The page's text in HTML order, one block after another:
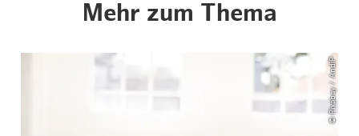
Mehr zum Thema
© Pixabay / AndiP